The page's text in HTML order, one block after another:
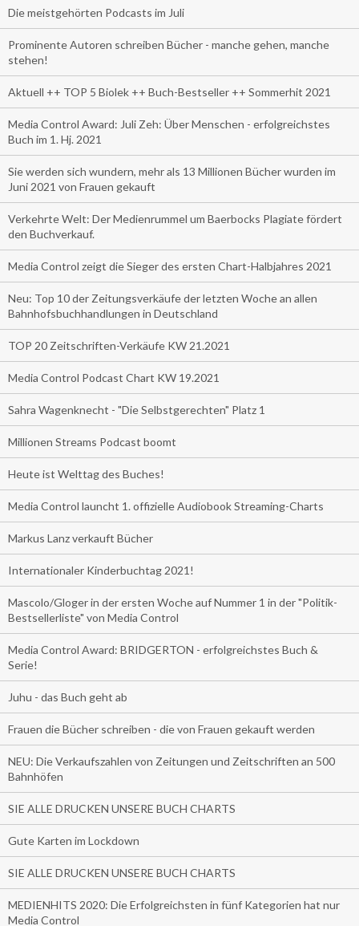
Die meistgehörten Podcasts im Juli
Prominente Autoren schreiben Bücher - manche gehen, manche
stehen!
Aktuell ++ TOP 5 Biolek ++ Buch-Bestseller ++ Sommerhit 2021
Media Control Award: Juli Zeh: Über Menschen - erfolgreichstes
Buch im 1. Hj. 2021
Sie werden sich wundern, mehr als 13 Millionen Bücher wurden im
Juni 2021 von Frauen gekauft
Verkehrte Welt: Der Medienrummel um Baerbocks Plagiate fördert
den Buchverkauf.
Media Control zeigt die Sieger des ersten Chart-Halbjahres 2021
Neu: Top 10 der Zeitungsverkäufe der letzten Woche an allen
Bahnhofsbuchhandlungen in Deutschland
TOP 20 Zeitschriften-Verkäufe KW 21.2021
Media Control Podcast Chart KW 19.2021
Sahra Wagenknecht - "Die Selbstgerechten" Platz 1
Millionen Streams Podcast boomt
Heute ist Welttag des Buches!
Media Control launcht 1. offizielle Audiobook Streaming-Charts
Markus Lanz verkauft Bücher
Internationaler Kinderbuchtag 2021!
Mascolo/Gloger in der ersten Woche auf Nummer 1 in der "Politik-
Bestsellerliste" von Media Control
Media Control Award: BRIDGERTON - erfolgreichstes Buch &
Serie!
Juhu - das Buch geht ab
Frauen die Bücher schreiben - die von Frauen gekauft werden
NEU: Die Verkaufszahlen von Zeitungen und Zeitschriften an 500
Bahnhöfen
SIE ALLE DRUCKEN UNSERE BUCH CHARTS
Gute Karten im Lockdown
SIE ALLE DRUCKEN UNSERE BUCH CHARTS
MEDIENHITS 2020: Die Erfolgreichsten in fünf Kategorien hat nur
Media Control